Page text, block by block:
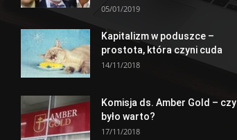
05/01/2019
Kapitalizm w poduszce –
prostota, która czyni cuda
14/11/2018
Komisja ds. Amber Gold – czy
było warto?
17/11/2018